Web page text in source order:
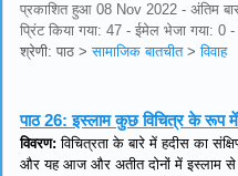
प्रकाशित हुआ 08 Nov 2022 - अंतिम
प्रिंट किया गया: 47 - ईमेल भेजा गया:
श्रेणी: पाठ >सामाजिक बातचीत>विवाह
पाठ 26:इस्लाम कुछ विचित्र के रूप
विवरण: विचित्रता के बारे में हदीस का
और यह आज और अतीत दोनों में इस्लाम